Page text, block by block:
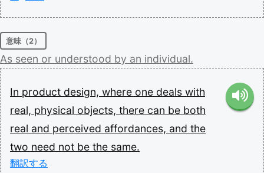
意味（2）
As seen or understood by an individual.
In product design, where one deals with
real, physical objects, there can be both
real and perceived affordances, and the
two need not be the same.
翻訳する